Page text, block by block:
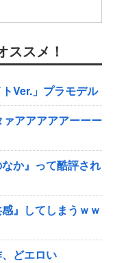
ススメ！
Ver.」プラモデル
アアアアアーーー
か』って酷評され
』してしまうｗｗ
どエロい